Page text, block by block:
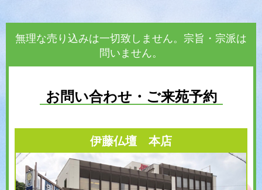
無理な売り込みは一切致しません。宗旨・宗派は
問いません。
お問い合わせ・ご来苑予約
伊藤仏壇 本店